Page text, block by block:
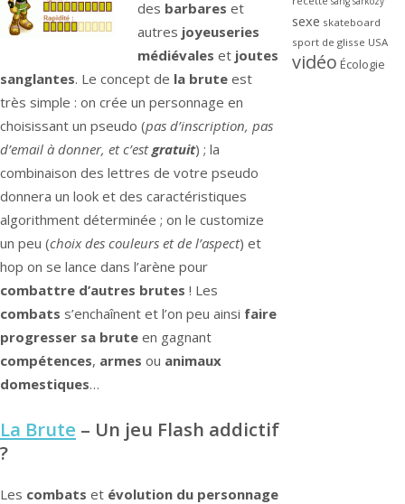
des barbares et
autres joyeuseries
médiévales et joutes
sanglantes. Le concept de la brute est
très simple : on crée un personnage en
choisissant un pseudo (pas d’inscription, pas
d’email à donner, et c’estgratuit) ; la
combinaison des lettres de votre pseudo
donnera un look et des caractéristiques
algorithment déterminée ; on le customize
un peu (choix des couleurs et de l’aspect) et
hop on se lance dans l’arène pour
combattre d’autres brutes ! Les
combats s’enchaînent et l’on peu ainsi faire
progresser sa brute en gagnant
compétences, armes ou animaux
domestiques…
La Brute – Un jeu Flash addictif
?
Les combats et évolution du personnage
sexe skateboard
sport de glisse USA
vidéo Écologie